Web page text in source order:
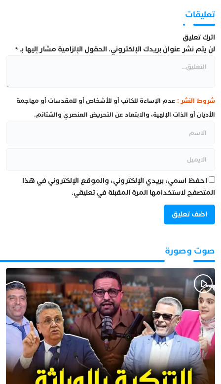
تعليقات
اترك تعليق
لن يتم نشر عنوان بريدك الإلكتروني. الحقول الإلزامية مشار إليها بـ*
شروط النشر : عدم الإساءة للكاتب أو للأشخاص أو للمقدسات أو مهاجمة
الأديان أو الذات الإلهية، والابتعاد عن التحريض العنصري والشتائم.
احفظ اسمي، بريدي الإلكتروني، والموقع الإلكتروني في هذا
المتصفح لاستخدامها المرة المقبلة في تعليقي.
صوت وصورة